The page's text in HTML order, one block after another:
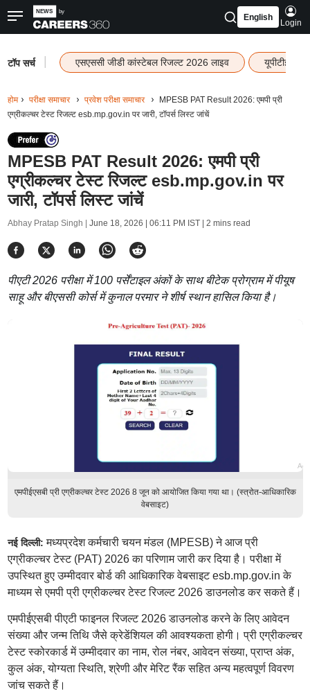
English
Login
टॉप सर्च एसएससी जीडी कांस्टेबल रिजल्ट 2026 लाइव यूपीटीईटी
होम परीक्षा समाचार प्रवेश परीक्षा समाचार
MPESB PAT Result 2026: एमपी प्री
एग्रीकल्चर टेस्ट रिजल्ट esb.mp.gov.in पर जारी, टॉपर्स लिस्ट जांचें
MPESB PAT Result 2026: एमपी प्री
एग्रीकल्चर टेस्ट रिजल्ट esb.mp.gov.in पर
जारी, टॉपर्स लिस्ट जांचें
Abhay Pratap Singh | June 18, 2026 | 06:11 PM IST| 2 mins read
पीएटी 2026 परीक्षा में 100 पर्सेंटाइल अंकों के साथ बीटेक प्रोग्राम में पीयूष
साहू और बीएससी कोर्स में कुनाल परमार ने शीर्ष स्थान हासिल किया है।
एमपीईएसबी प्री एग्रीकल्चर टेस्ट 2026 8 जून को आयोजित किया गया था। (स्त्रोत-आधिकारिक
वेबसाइट)
नई दिल्ली:मध्यप्रदेश कर्मचारी चयन मंडल (MPESB) ने आज प्री
एग्रीकल्चर टेस्ट (PAT) 2026 का परिणाम जारी कर दिया है। परीक्षा में
उपस्थित हुए उम्मीदवार बोर्ड की आधिकारिक वेबसाइट esb.mp.gov.in के
माध्यम से एमपी प्री एग्रीकल्चर टेस्ट रिजल्ट 2026 डाउनलोड कर सकते हैं।
एमपीईएसबी पीएटी फाइनल रिजल्ट 2026 डाउनलोड करने के लिए आवेदन
संख्या और जन्म तिथि जैसे क्रेडेंशियल की आवश्यकता होगी। प्री एग्रीकल्चर
टेस्ट स्कोरकार्ड में उम्मीदवार का नाम, रोल नंबर, आवेदन संख्या, प्राप्त अंक,
कुल अंक, योग्यता स्थिति, श्रेणी और मेरिट रैंक सहित अन्य महत्वपूर्ण विवरण
जांच सकते हैं।